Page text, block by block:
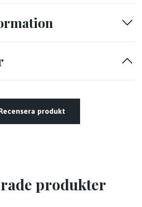
produkt
produkter